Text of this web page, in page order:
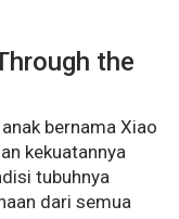
the
bernama Xiao
kekuatannya
tubuhnya
dari semua